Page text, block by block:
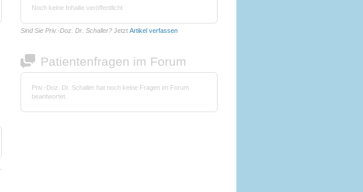
.
Noch keine Inhalte veröffentlicht
Sind Sie Priv.-Doz. Dr. Schaller? Jetzt Artikel verfassen
Patientenfragen im Forum
Priv.-Doz. Dr. Schaller hat noch keine Fragen im Forum
beantwortet.